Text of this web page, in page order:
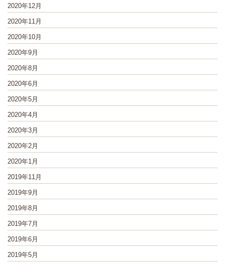
2020年12月
2020年11月
2020年10月
2020年9月
2020年8月
2020年6月
2020年5月
2020年4月
2020年3月
2020年2月
2020年1月
2019年11月
2019年9月
2019年8月
2019年7月
2019年6月
2019年5月